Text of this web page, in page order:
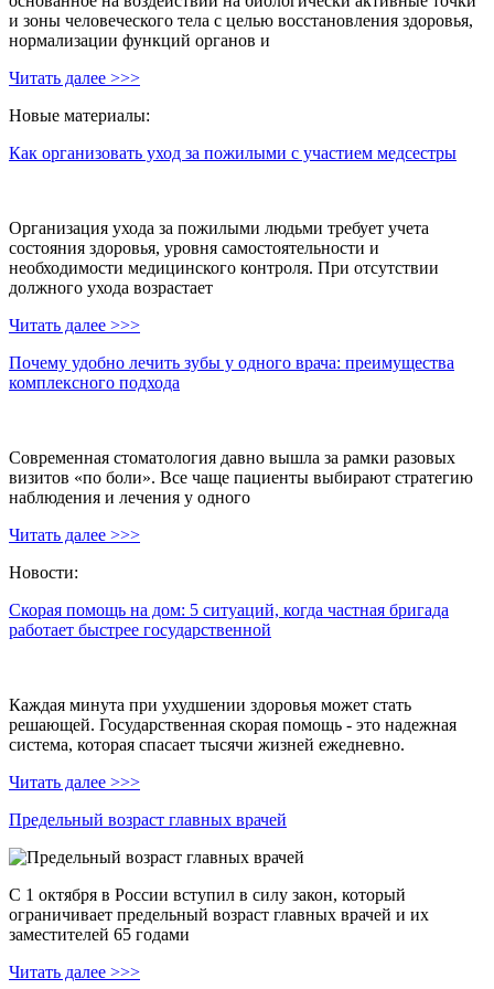
и зоны человеческого тела с целью восстановления здоровья,
нормализации функций органов и
Читать далее >>>
Новые материалы:
Как организовать уход за пожилыми с участием медсестры
Организация ухода за пожилыми людьми требует учета
состояния здоровья, уровня самостоятельности и
необходимости медицинского контроля. При отсутствии
должного ухода возрастает
Читать далее >>>
Почему удобно лечить зубы у одного врача: преимущества
комплексного подхода
Современная стоматология давно вышла за рамки разовых
визитов «по боли». Все чаще пациенты выбирают стратегию
наблюдения и лечения у одного
Читать далее >>>
Новости:
Скорая помощь на дом: 5 ситуаций, когда частная бригада
работает быстрее государственной
Каждая минута при ухудшении здоровья может стать
решающей. Государственная скорая помощь - это надежная
система, которая спасает тысячи жизней ежедневно.
Читать далее >>>
Предельный возраст главных врачей
С 1 октября в России вступил в силу закон, который
ограничивает предельный возраст главных врачей и их
заместителей 65 годами
Читать далее >>>